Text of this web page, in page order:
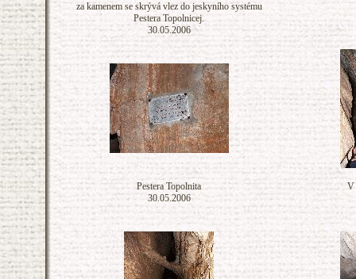
za kamenem se skrývá vlez do jeskyního systému
Pestera Topolnicej.
30.05.2006
Pestera Topolnita
30.05.2006
V